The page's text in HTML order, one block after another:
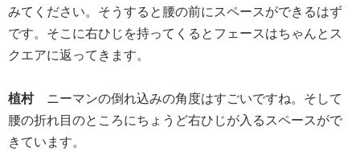
みてください。そうすると腰の前にスペースができるはず
です。そこに右ひじを持ってくるとフェースはちゃんとス
クエアに返ってきます。
植村ニーマンの倒れ込みの角度はすごいですね。そして
腰の折れ目のところにちょうど右ひじが入るスペースがで
きています。